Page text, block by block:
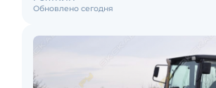
Обновлено сегодня